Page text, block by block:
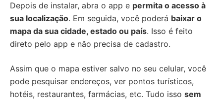
Depois de instalar, abra o app e permita o acesso à
sua localização. Em seguida, você poderá baixar o
mapa da sua cidade, estado ou país. Isso é feito
direto pelo app e não precisa de cadastro.
Assim que o mapa estiver salvo no seu celular, você
pode pesquisar endereços, ver pontos turísticos,
hotéis, restaurantes, farmácias, etc. Tudo isso sem